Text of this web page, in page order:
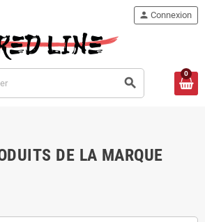
search
person Connexion
0
DE LA MARQUE